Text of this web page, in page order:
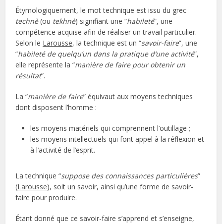
Étymologiquement, le mot technique est issu du grec
technè(ou tekhnè) signifiant une “habileté”, une
compétence acquise afin de réaliser un travail particulier.
Selon le Larousse, la technique est un “savoir-faire”, une
“habileté de quelqu’un dans la pratique d’une activité”,
elle représente la “manière de faire pour obtenir un
résultat”.
La “manière de faire” équivaut aux moyens techniques
dont disposent l’homme :
les moyens matériels qui comprennent l’outillage ;
les moyens intellectuels qui font appel à la réflexion et
à l’activité de l’esprit.
La technique “suppose des connaissances particulières”
(Larousse), soit un savoir, ainsi qu’une forme de savoir-
faire pour produire.
Étant donné que ce savoir-faire s’apprend et s’enseigne,